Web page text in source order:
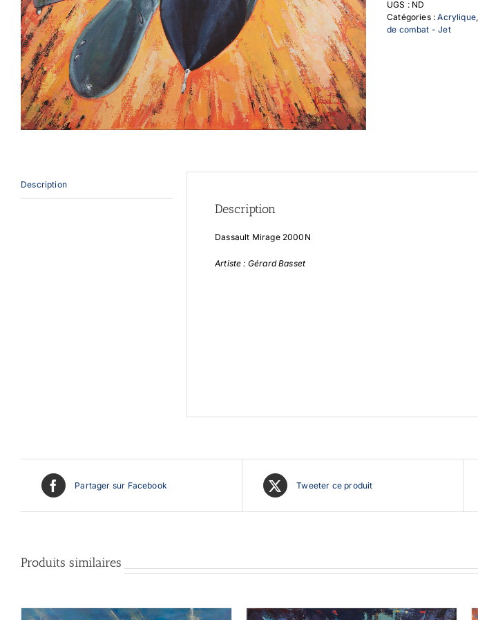
le
N
UGS : ND
Catégories :Acrylique,
de combat - Jet
Description
Description
Dassault Mirage 2000N
Artiste : Gérard Basset
Partager sur Facebook Tweeter ce produit
Produits similaires